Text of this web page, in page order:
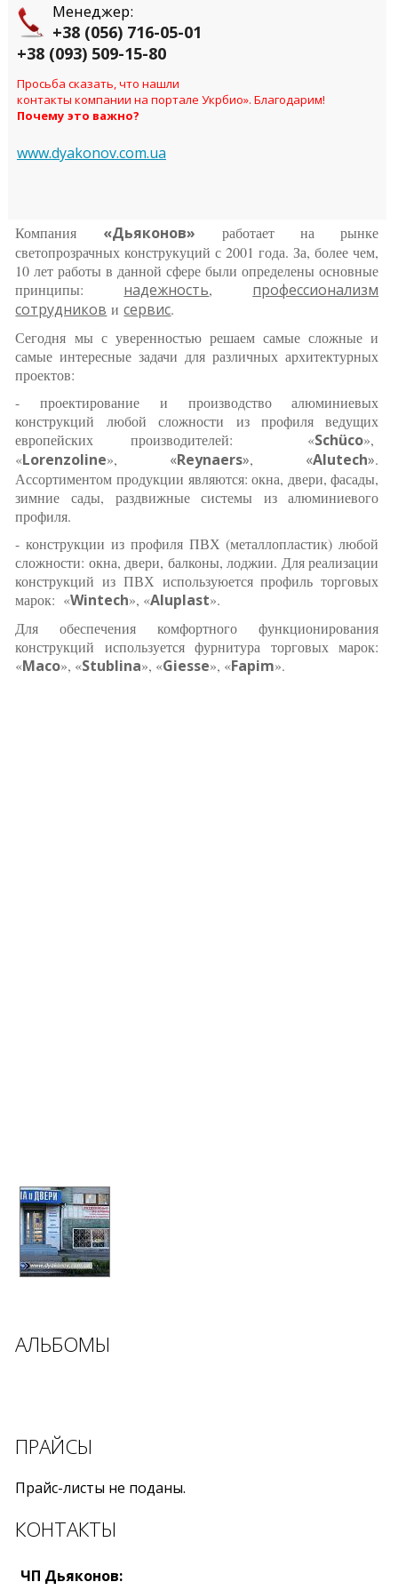
Менеджер:
+38 (056) 716-05-01
+38 (093) 509-15-80
Просьба сказать, что нашли
контакты компании на портале Укрбио». Благодарим!
Почему это важно?
www.dyakonov.com.ua
Компания «Дьяконов» работает на рынке
светопрозрачных конструкуций с 2001 года. За, более чем,
10 лет работы в данной сфере были определены основные
принципы: надежность, профессионализм
сотрудников исервис.
Сегодня мы с уверенностью решаем самые сложные и
самые интересные задачи для различных архитектурных
проектов:
- проектирование и производство алюминиевых
конструкций любой сложности из профиля ведущих
европейских производителей: «Schüco»,
«Lorenzoline», «Reynaers», «Alutech».
Ассортиментом продукции являются: окна, двери, фасады,
зимние сады, раздвижные системы из алюминиевого
профиля.
- конструкции из профиля ПВХ (металлопластик) любой
сложности: окна, двери, балконы, лоджии. Для реализации
конструкций из ПВХ используюется профиль торговых
марок: «Wintech», «Aluplast».
Для обеспечения комфортного функционирования
конструкций используется фурнитура торговых марок:
«Maco», «Stublina», «Giesse», «Fapim».
АЛЬБОМЫ
ПРАЙСЫ
Прайс-листы не поданы.
КОНТАКТЫ
ЧП Дьяконов: